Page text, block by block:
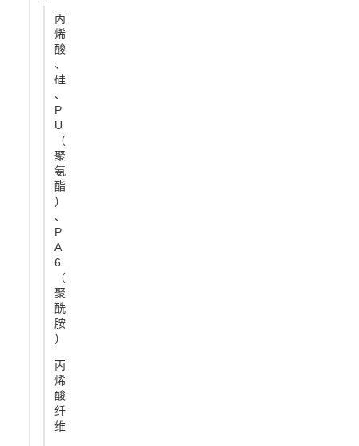
丙
烯
酸
、
硅
、
P
U
（
聚
氨
酯
）
、
P
A
6
（
聚
酰
胺
）
丙
烯
酸
纤
维